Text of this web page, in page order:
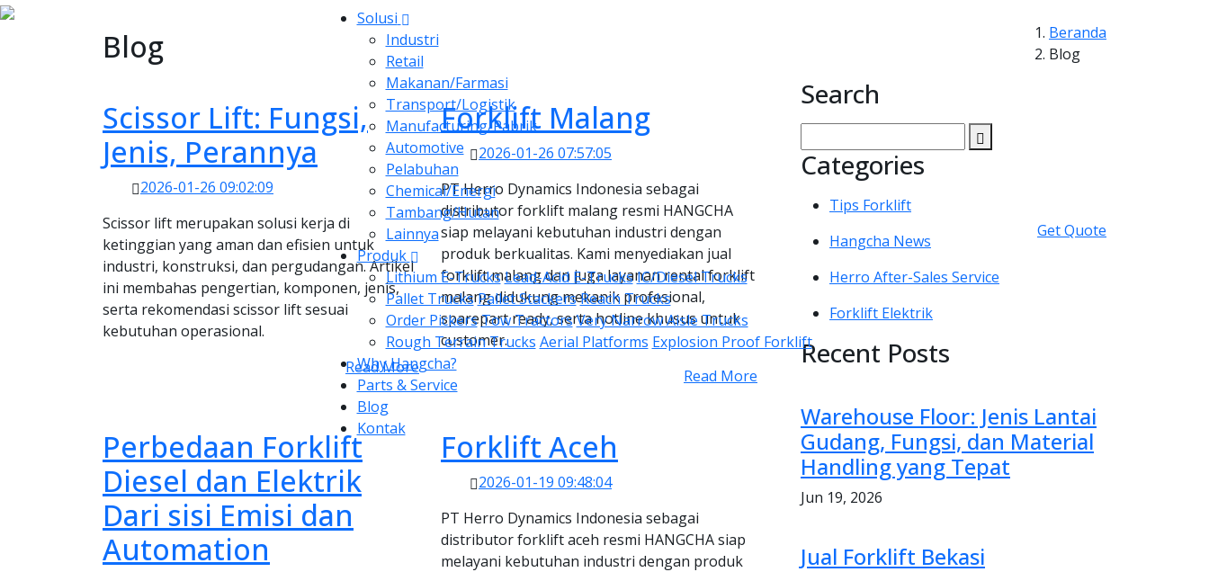
Solusi
Industri
Retail
Makanan/Farmasi
Transport/Logistik
Manufacturing/Pabrik
Automotive
Pelabuhan
Chemical/Energi
Tambang/Hutan
Lainnya
Produk
Lithium E-TrucksLead-Acid E-TrucksIC/Diesel Trucks
Pallet Trucks Pallet StackersReach Trucks
Order PickersTow Tractors Very Narrow Aisle Trucks
Rough Terrain Trucks Aerial Platforms Explosion Proof Forklift
Why Hangcha?
Parts & Service
Blog
Kontak
Get Quote
Blog
Beranda
Blog
Scissor Lift: Fungsi,
Jenis, Perannya
2026-01-26 09:02:09
Scissor lift merupakan solusi kerja di
ketinggian yang aman dan efisien untuk
industri, konstruksi, dan pergudangan. Artikel
ini membahas pengertian, komponen, jenis,
serta rekomendasi scissor lift sesuai
kebutuhan operasional.
Read More
Forklift Malang
2026-01-26 07:57:05
PT Herro Dynamics Indonesia sebagai
distributor forklift malang resmi HANGCHA
siap melayani kebutuhan industri dengan
produk berkualitas. Kami menyediakan jual
forklift malang dan juga layanan rental forklift
malang didukung mekanik profesional,
sparepart ready, serta hotline khusus untuk
customer.
Read More
Perbedaan Forklift
Diesel dan Elektrik
Dari sisi Emisi dan
Automation
Forklift Aceh
2026-01-19 09:48:04
PT Herro Dynamics Indonesia sebagai
distributor forklift aceh resmi HANGCHA siap
melayani kebutuhan industri dengan produk
Search
Categories
Tips Forklift
Hangcha News
Herro After-Sales Service
Forklift Elektrik
Recent Posts
Warehouse Floor: Jenis Lantai
Gudang, Fungsi, dan Material
Handling yang Tepat
Jun 19, 2026
Jual Forklift Bekasi